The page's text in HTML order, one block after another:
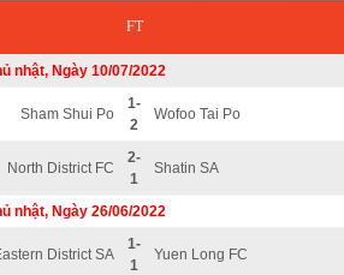
FT
nhật, Ngày 10/07/2022
Sham Shui Po
1-
2
Wofoo Tai Po
North District FC
2-
1
Shatin SA
nhật, Ngày 26/06/2022
District SA
1-
1
Yuen Long FC